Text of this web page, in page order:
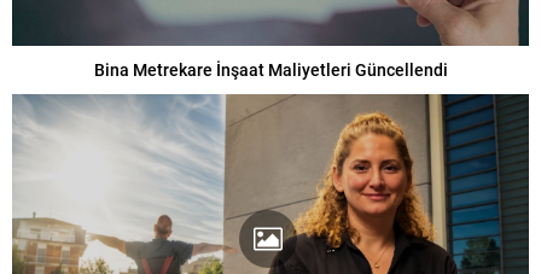
Bina Metrekare İnşaat Maliyetleri Güncellendi